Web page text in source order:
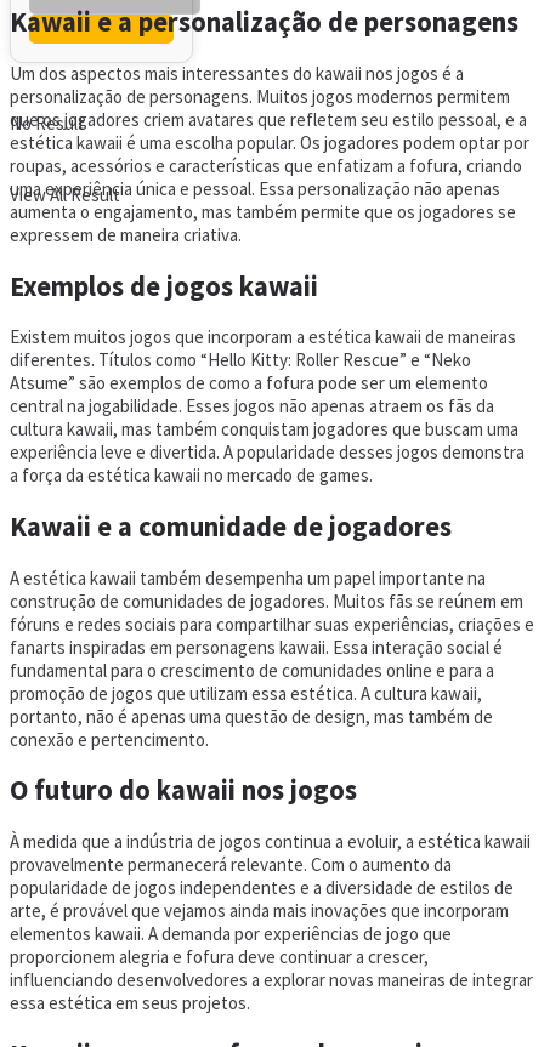
No Result
View All Result
Kawaii e a personalização de personagens
Um dos aspectos mais interessantes do kawaii nos jogos é a
personalização de personagens. Muitos jogos modernos permitem
que os jogadores criem avatares que refletem seu estilo pessoal, e a
estética kawaii é uma escolha popular. Os jogadores podem optar por
roupas, acessórios e características que enfatizam a fofura, criando
uma experiência única e pessoal. Essa personalização não apenas
aumenta o engajamento, mas também permite que os jogadores se
expressem de maneira criativa.
Exemplos de jogos kawaii
Existem muitos jogos que incorporam a estética kawaii de maneiras
diferentes. Títulos como “Hello Kitty: Roller Rescue” e “Neko
Atsume” são exemplos de como a fofura pode ser um elemento
central na jogabilidade. Esses jogos não apenas atraem os fãs da
cultura kawaii, mas também conquistam jogadores que buscam uma
experiência leve e divertida. A popularidade desses jogos demonstra
a força da estética kawaii no mercado de games.
Kawaii e a comunidade de jogadores
A estética kawaii também desempenha um papel importante na
construção de comunidades de jogadores. Muitos fãs se reúnem em
fóruns e redes sociais para compartilhar suas experiências, criações e
fanarts inspiradas em personagens kawaii. Essa interação social é
fundamental para o crescimento de comunidades online e para a
promoção de jogos que utilizam essa estética. A cultura kawaii,
portanto, não é apenas uma questão de design, mas também de
conexão e pertencimento.
O futuro do kawaii nos jogos
À medida que a indústria de jogos continua a evoluir, a estética kawaii
provavelmente permanecerá relevante. Com o aumento da
popularidade de jogos independentes e a diversidade de estilos de
arte, é provável que vejamos ainda mais inovações que incorporam
elementos kawaii. A demanda por experiências de jogo que
proporcionem alegria e fofura deve continuar a crescer,
influenciando desenvolvedores a explorar novas maneiras de integrar
essa estética em seus projetos.